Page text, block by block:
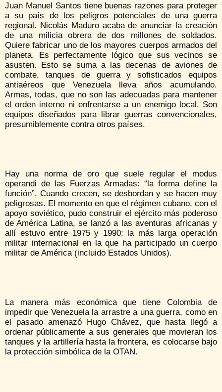
Juan Manuel Santos tiene buenas razones para proteger
a su país de los peligros potenciales de una guerra
regional. Nicolás Maduro acaba de anunciar la creación
de una milicia obrera de dos millones de soldados.
Quiere fabricar uno de los mayores cuerpos armados del
planeta. Es perfectamente lógico que sus vecinos se
asusten. Esto se suma a las decenas de aviones de
combate, tanques de guerra y sofisticados equipos
antiaéreos que Venezuela lleva años acumulando.
Armas, todas, que no son las adecuadas para mantener
el orden interno ni enfrentarse a un enemigo local. Son
equipos diseñados para librar guerras convencionales,
presumiblemente contra otros países.
Hay una norma de oro que suele regular el modus
operandi de las Fuerzas Armadas: “la forma define la
función”. Cuando crecen, se desbordan y se hacen muy
peligrosas. El momento en que el régimen cubano, con el
apoyo soviético, pudo construir el ejército más poderoso
de América Latina, se lanzó a las aventuras africanas y
allí estuvo entre 1975 y 1990: la más larga operación
militar internacional en la que ha participado un cuerpo
militar de América (incluido Estados Unidos).
La manera más económica que tiene Colombia de
impedir que Venezuela la arrastre a una guerra, como en
el pasado amenazó Hugo Chávez, que hasta llegó a
ordenar públicamente a sus generales que movieran los
tanques y la artillería hasta la frontera, es colocarse bajo
la protección simbólica de la OTAN.